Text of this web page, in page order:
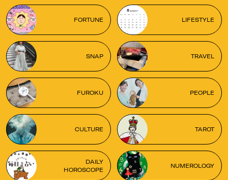
FORTUNE LIFESTYLE
SNAP TRAVEL
FUROKU PEOPLE
CULTURE TAROT
DAILY
HOROSCOPE
NUMEROLOGY